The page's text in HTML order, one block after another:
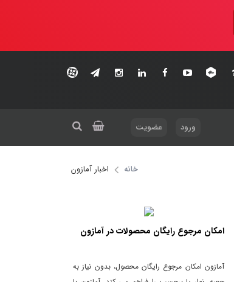
ورود عضویت
خانه اخبار آمازون
امکان مرجوع رایگان محصولات در آمازون
آمازون امکان مرجوع رایگان محصول، بدون نیاز به